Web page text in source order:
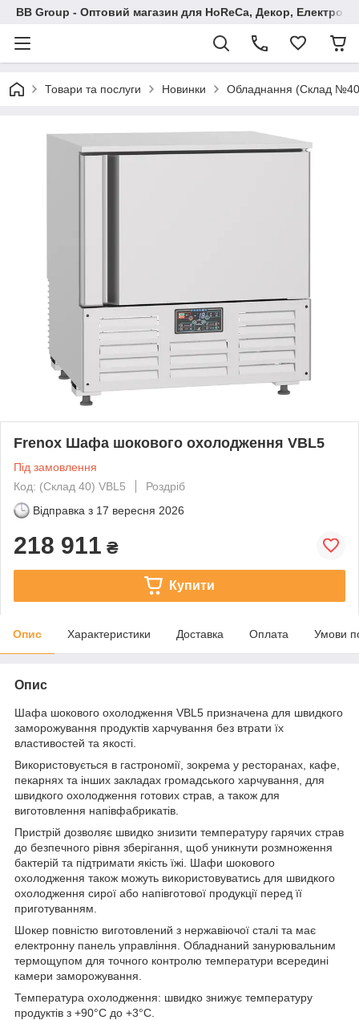
BB Group - Оптовий магазин для HoReCa, Декор,
Товари та послуги Новинки Обладнання (Склад
Frenox Шафа шокового охолодження VBL5
Під замовлення
Код: (Склад 40) VBL5
Роздріб
Відправка з 17 вересня 2026
218 911 ₴
Купити
Опис Характеристики Доставка Оплата Умови
Опис
Шафа шокового охолодження VBL5 призначена для швидкого
заморожування продуктів харчування без втрати їх
властивостей та якості.
Використовується в гастрономії, зокрема у ресторанах, кафе,
пекарнях та інших закладах громадського харчування, для
швидкого охолодження готових страв, а також для
виготовлення напівфабрикатів.
Пристрій дозволяє швидко знизити температуру гарячих страв
до безпечного рівня зберігання, щоб уникнути розмноження
бактерій та підтримати якість їжі. Шафи шокового
охолодження також можуть використовуватись для швидкого
охолодження сирої або напівготової продукції перед її
приготуванням.
Шокер повністю виготовлений з нержавіючої сталі та має
електронну панель управління. Обладнаний занурювальним
термощупом для точного контролю температури всередині
камери заморожування.
Температура охолодження: швидко знижує температуру
продуктів з +90°C до +3°C.